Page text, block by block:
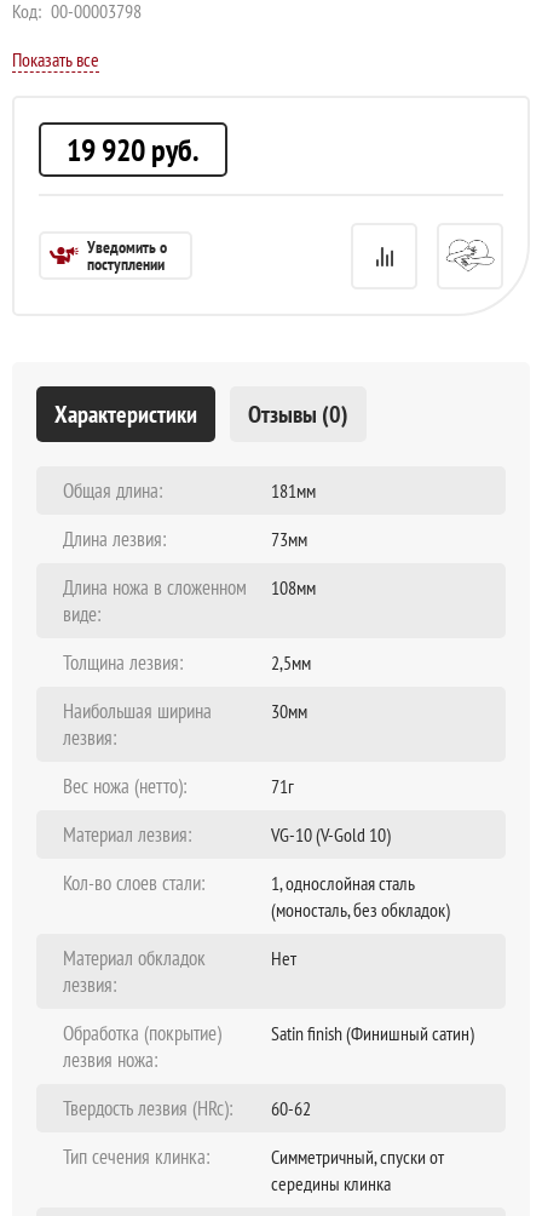
Код: 00-00003798
Показать все
19 920руб.
Уведомить о
поступлении
Характеристики Отзывы (0)
Общая длина: 181мм
Длина лезвия: 73мм
Длина ножа в сложенном
виде:
108мм
Толщина лезвия: 2,5мм
Наибольшая ширина
лезвия:
30мм
Вес ножа (нетто): 71г
Материал лезвия: VG-10 (V-Gold 10)
Кол-во слоев стали:
1, однослойная сталь
(моносталь, без обкладок)
Материал обкладок
лезвия:
Нет
Обработка (покрытие)
лезвия ножа:
Satin finish (Финишный сатин)
Твердость лезвия (HRc): 60-62
Тип сечения клинка:
Симметричный, спуски от
середины клинка